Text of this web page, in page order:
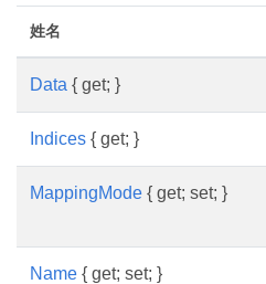
姓名
Data { get; }
Indices { get; }
MappingMode { get; set; }
Name { get; set; }